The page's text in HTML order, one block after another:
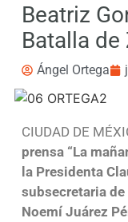
Beatriz
Batalla
Ángel Ortega
CIUDAD DE
prensa “La
la Presidenta
subsecretaria
Noemí Juárez